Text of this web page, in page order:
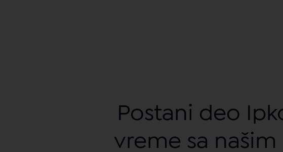
Postani deo
vreme sa